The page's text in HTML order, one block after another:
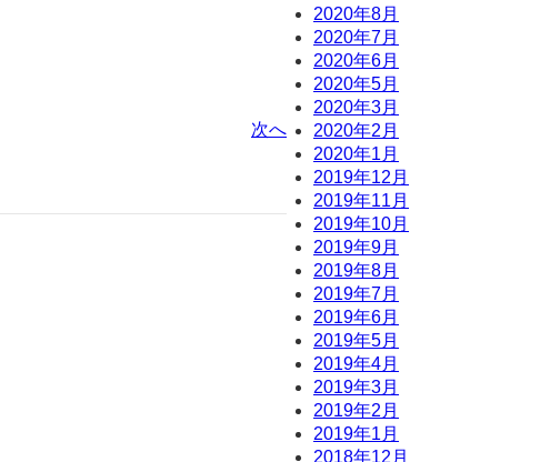
次へ
2020年8月
2020年7月
2020年6月
2020年5月
2020年3月
2020年2月
2020年1月
2019年12月
2019年11月
2019年10月
2019年9月
2019年8月
2019年7月
2019年6月
2019年5月
2019年4月
2019年3月
2019年2月
2019年1月
2018年12月